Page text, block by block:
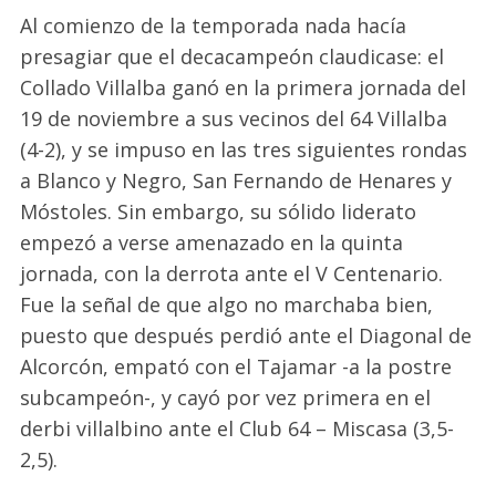
Al comienzo de la temporada nada hacía
presagiar que el decacampeón claudicase: el
Collado Villalba ganó en la primera jornada del
19 de noviembre a sus vecinos del 64 Villalba
(4-2), y se impuso en las tres siguientes rondas
a Blanco y Negro, San Fernando de Henares y
Móstoles. Sin embargo, su sólido liderato
empezó a verse amenazado en la quinta
jornada, con la derrota ante el V Centenario.
Fue la señal de que algo no marchaba bien,
puesto que después perdió ante el Diagonal de
Alcorcón, empató con el Tajamar -a la postre
subcampeón-, y cayó por vez primera en el
derbi villalbino ante el Club 64 – Miscasa (3,5-
2,5).